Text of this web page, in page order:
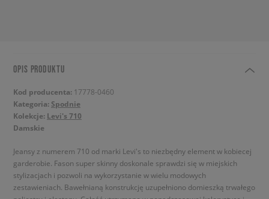
OPIS PRODUKTU
Kod producenta: 17778-0460
Kategoria: Spodnie
Kolekcje: Levi's 710
Damskie
Jeansy z numerem 710 od marki Levi's to niezbędny element w kobiecej
garderobie. Fason super skinny doskonale sprawdzi się w miejskich
stylizacjach i pozwoli na wykorzystanie w wielu modowych
zestawieniach. Bawełnianą konstrukcję uzupełniono domieszką trwałego